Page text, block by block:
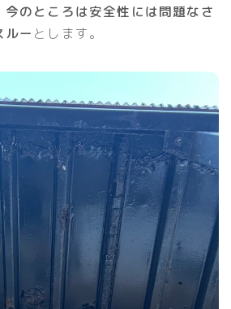
今のところは安全性には問題なさ
ルー とします。